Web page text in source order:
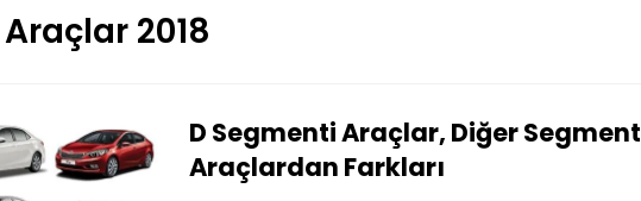
2018
D Segmenti Araçlar, Diğer Segment
Araçlardan Farkları